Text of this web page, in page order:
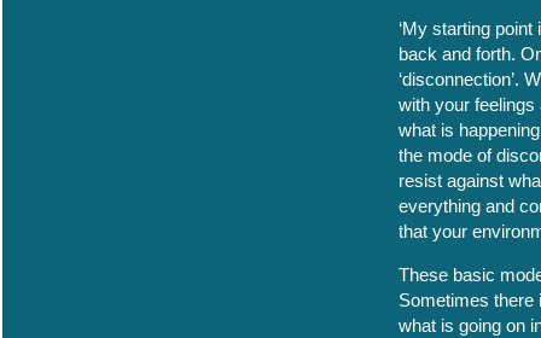
‘My starting
back and forth.
‘disconnection’.
with your feelings
what is
the mode of
resist against
everything and
that your
These basic
Sometimes there
what is going on